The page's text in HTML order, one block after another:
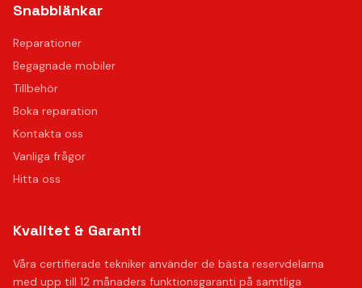
Snabblänkar
Reparationer
Begagnade mobiler
Tillbehör
Boka reparation
Kontakta oss
Vanliga frågor
Hitta oss
Kvalitet & Garanti
Våra certifierade tekniker använder de bästa reservdelarna
med upp till 12 månaders funktionsgaranti på samtliga